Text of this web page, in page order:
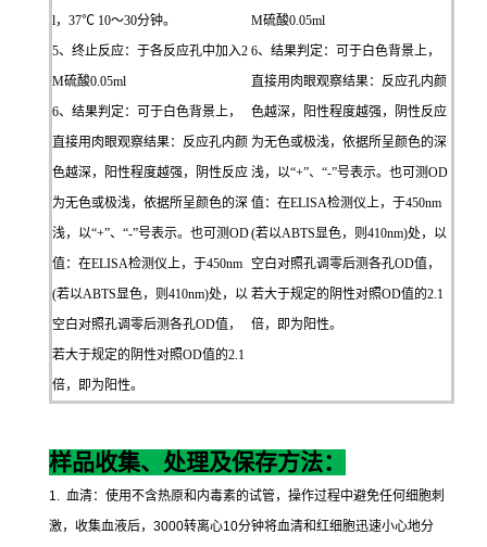
l，37℃ 10～30分钟。
5、终止反应：于各反应孔中加入2
M硫酸0.05ml
6、结果判定：可于白色背景上，
直接用肉眼观察结果：反应孔内颜
色越深，阳性程度越强，阴性反应
为无色或极浅，依据所呈颜色的深
浅，以“+”、“-”号表示。也可测OD
值：在ELISA检测仪上，于450nm
(若以ABTS显色，则410nm)处，以
空白对照孔调零后测各孔OD值，
若大于规定的阴性对照OD值的2.1
倍，即为阳性。
M硫酸0.05ml
6、结果判定：可于白色背景上，
直接用肉眼观察结果：反应孔内颜
色越深，阳性程度越强，阴性反应
为无色或极浅，依据所呈颜色的深
浅，以“+”、“-”号表示。也可测OD
值：在ELISA检测仪上，于450nm
(若以ABTS显色，则410nm)处，以
空白对照孔调零后测各孔OD值，
若大于规定的阴性对照OD值的2.1
倍，即为阳性。
样品收集、处理及保存方法：
1. 血清：使用不含热原和内毒素的试管，操作过程中避免任何细胞刺
激，收集血液后， 3000转离心10分钟将血清和红细胞迅速小心地分